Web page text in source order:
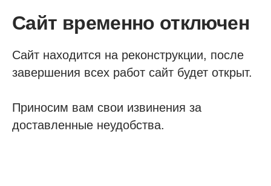
Сайт временно отключен
Сайт находится на реконструкции, после
завершения всех работ сайт будет открыт.
Приносим вам свои извинения за
доставленные неудобства.